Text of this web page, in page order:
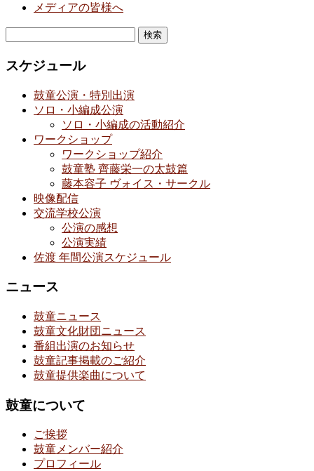
メディアの皆様へ
スケジュール
鼓童公演・特別出演
ソロ・小編成公演
ソロ・小編成の活動紹介
ワークショップ
ワークショップ紹介
鼓童塾 齊藤栄一の太鼓篇
藤本容子 ヴォイス・サークル
映像配信
交流学校公演
公演の感想
公演実績
佐渡 年間公演スケジュール
ニュース
鼓童ニュース
鼓童文化財団ニュース
番組出演のお知らせ
鼓童記事掲載のご紹介
鼓童提供楽曲について
鼓童について
ご挨拶
鼓童メンバー紹介
プロフィール